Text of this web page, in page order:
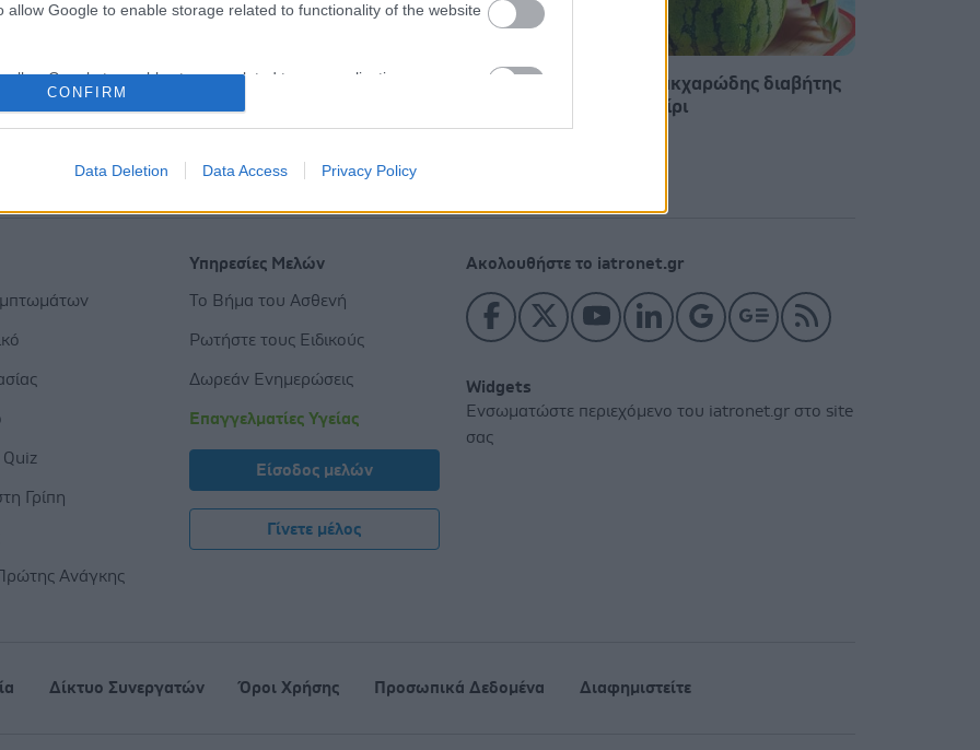
allow Google to enable storage related to functionality of the website
allow Google to enable storage related to personalization.
allow Google to enable storage related to security, including
CONFIRM
Data Deletion Data Access Privacy Policy
για την
Σημαντική απώλεια
με μία ένεση Mazdutide
Φρούτα, σακχαρώδης διαβήτης
και καλοκαίρι
Ακολουθήστε το iatronet.gr
Widgets
Ενσωματώστε περιεχόμενο του iatronet.gr στο site
σας
Quiz
Γρίπη
Ανάγκης
Υπηρεσίες Μελών
Το Βήμα του Ασθενή
Ρωτήστε τους Ειδικούς
Δωρεάν Ενημερώσεις
Επαγγελματίες Υγείας
Είσοδος μελών
Γίνετε μέλος
Δίκτυο Συνεργατών Όροι Χρήσης Προσωπικά Δεδομένα Διαφημιστείτε